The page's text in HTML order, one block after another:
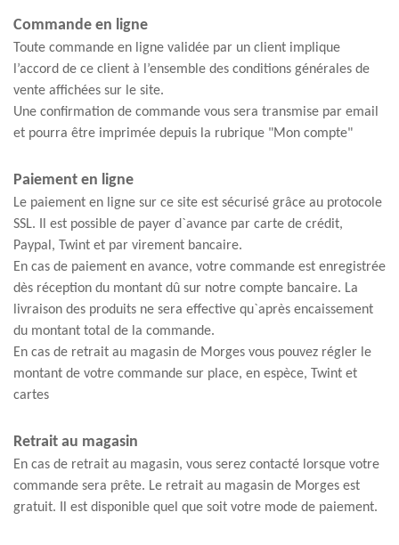
Commande en ligne
Toute commande en ligne validée par un client implique
l’accord de ce client à l’ensemble des conditions générales de
vente affichées sur le site.
Une confirmation de commande vous sera transmise par email
et pourra être imprimée depuis la rubrique "Mon compte"
Paiement en ligne
Le paiement en ligne sur ce site est sécurisé grâce au protocole
SSL. Il est possible de payer d`avance par carte de crédit,
Paypal, Twint et par virement bancaire.
En cas de paiement en avance, votre commande est enregistrée
dès réception du montant dû sur notre compte bancaire. La
livraison des produits ne sera effective qu`après encaissement
du montant total de la commande.
En cas de retrait au magasin de Morges vous pouvez régler le
montant de votre commande sur place, en espèce, Twint et
cartes
Retrait au magasin
En cas de retrait au magasin, vous serez contacté lorsque votre
commande sera prête. Le retrait au magasin de Morges est
gratuit. Il est disponible quel que soit votre mode de paiement.